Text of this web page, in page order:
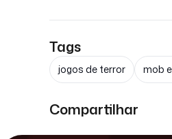
Tags
jogos de terror mob
Compartilhar